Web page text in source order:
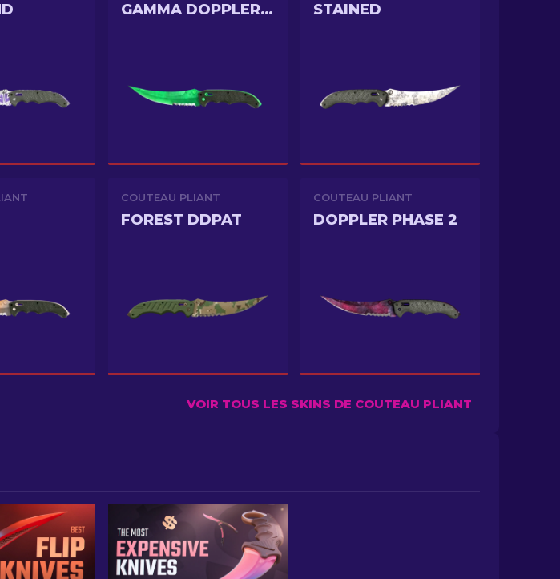
GAMMA DOPPLER EMERALD STAINED
COUTEAU PLIANT
FOREST DDPAT
COUTEAU PLIANT
DOPPLER PHASE 2
VOIR TOUS LES SKINS DE COUTEAU PLIANT